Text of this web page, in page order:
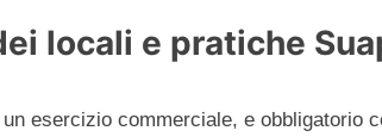
locali e pratiche
un esercizio commerciale, e obbligatorio